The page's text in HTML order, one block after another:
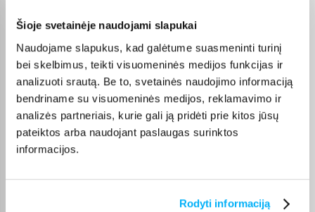
Šioje svetainėje naudojami slapukai
Naudojame slapukus, kad galėtume suasmeninti turinį
bei skelbimus, teikti visuomeninės medijos funkcijas ir
analizuoti srautą. Be to, svetainės naudojimo informaciją
bendriname su visuomeninės medijos, reklamavimo ir
analizės partneriais, kurie gali ją pridėti prie kitos jūsų
pateiktos arba naudojant paslaugas surinktos
informacijos.
Rodyti informaciją
Pirkėjų atsiliepimai apie prekes
Svetlana J.